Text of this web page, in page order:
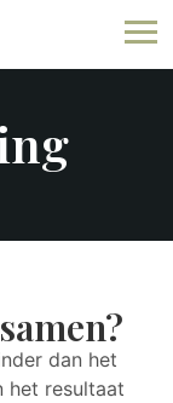
dan het
het resultaat